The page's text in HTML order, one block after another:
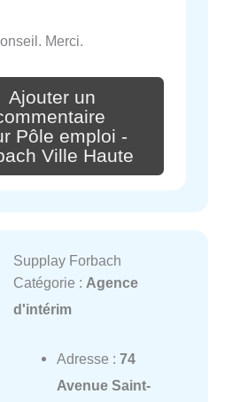
Merci.
Ajouter un
Pôle emploi -
Ville Haute
Supplay Forbach
Catégorie : Agence
d'intérim
Adresse : 74
Avenue Saint-